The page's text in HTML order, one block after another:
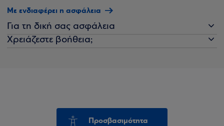
Με ενδιαφέρει η ασφάλεια
Για τη δική σας ασφάλεια
Χρειάζεστε βοήθεια;
Προσβασιμότητα